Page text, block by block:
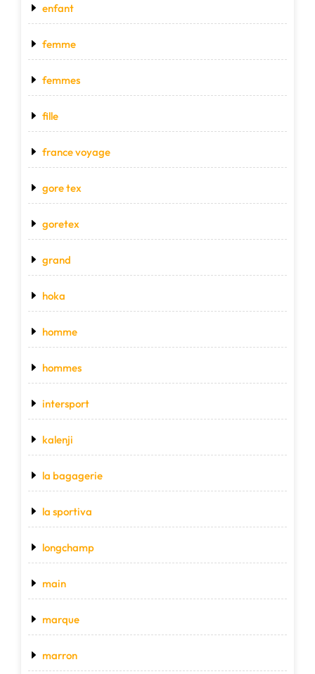
enfant
femme
femmes
fille
france voyage
gore tex
goretex
grand
hoka
homme
hommes
intersport
kalenji
la bagagerie
la sportiva
longchamp
main
marque
marron